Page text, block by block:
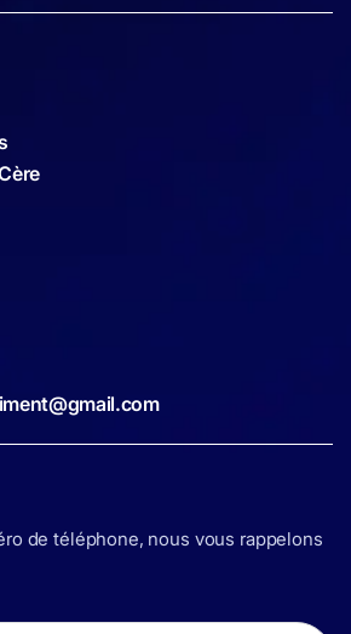
de téléphone, nous vous rappelons